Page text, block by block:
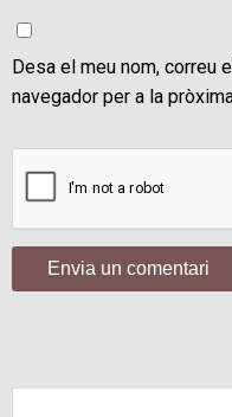
Desa el meu nom, correu
navegador per a la